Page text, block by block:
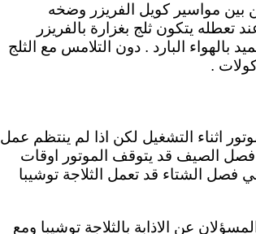
مواسير كويل الفريزر وضخه
تعطله يتكون ثلج بغزارة بالفريزر
بالهواء البارد . دون التلامس مع الثلج
.
اثناء التشغيل لكن اذا لم ينتظم عمل
فصل الصيف قد يتوقف الموتور اوقات
الشتاء قد تعمل الثلاجة توشيبا
عن الاذابة بالثلاجة توشيبا ومع